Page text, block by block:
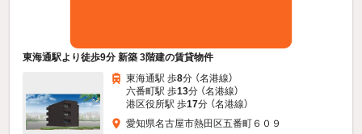
東海通駅より徒歩9分 新築 3階建の賃貸物件
東海通駅 歩8分 （名港線）
六番町駅 歩13分 （名港線）
港区役所駅 歩17分 （名港線）
愛知県名古屋市熱田区五番町６０９